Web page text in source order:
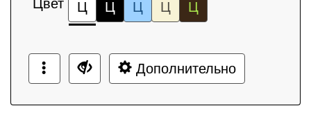
Цвет Ц Ц Ц Ц Ц
Дополнительно